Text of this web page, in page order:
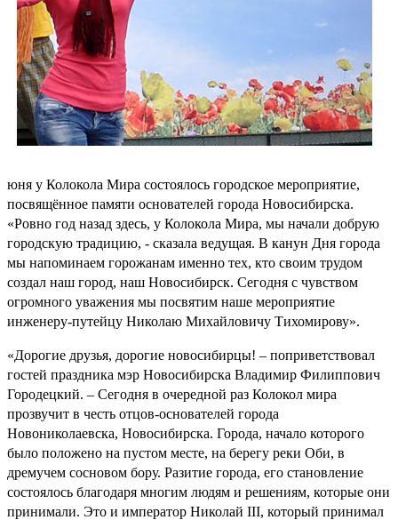
юня у Колокола Мира состоялось городское мероприятие,
посвящённое памяти основателей города Новосибирска.
«Ровно год назад здесь, у Колокола Мира, мы начали добрую
городскую традицию, - сказала ведущая. В канун Дня города
мы напоминаем горожанам именно тех, кто своим трудом
создал наш город, наш Новосибирск. Сегодня с чувством
огромного уважения мы посвятим наше мероприятие
инженеру-путейцу Николаю Михайловичу Тихомирову».
«Дорогие друзья, дорогие новосибирцы! – поприветствовал
гостей праздника мэр Новосибирска Владимир Филиппович
Городецкий. – Сегодня в очередной раз Колокол мира
прозвучит в честь отцов-основателей города
Новониколаевска, Новосибирска. Города, начало которого
было положено на пустом месте, на берегу реки Оби, в
дремучем сосновом бору. Разитие города, его становление
состоялось благодаря многим людям и решениям, которые они
принимали. Это и император Николай III, который принимал